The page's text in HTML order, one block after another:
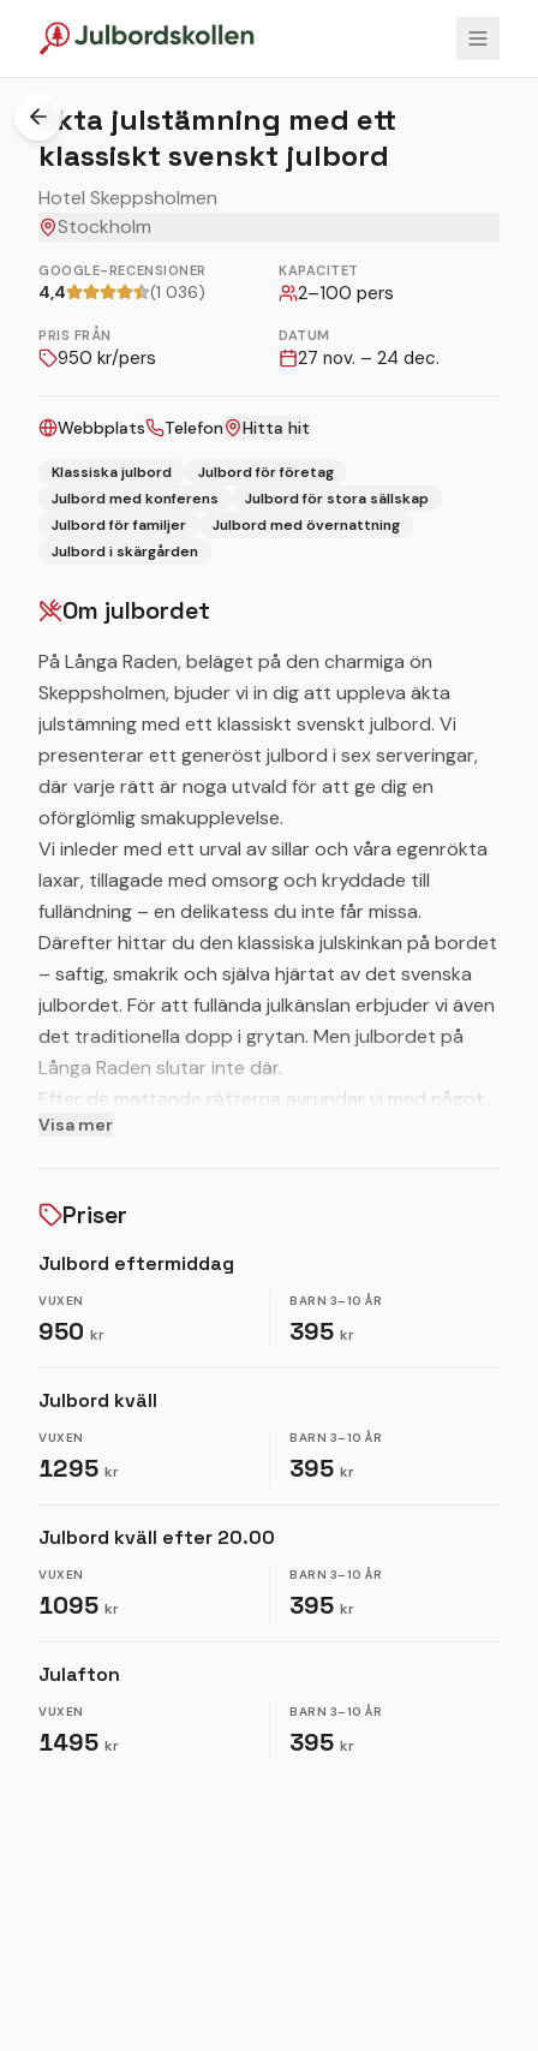
1/
Äkta julstämning med ett
klassiskt svenskt julbord
Hotel Skeppsholmen
Stockholm
GOOGLE-RECENSIONER
4,4 (1 036)
KAPACITET
2–100 pers
PRIS FRÅN
950 kr/pers
DATUM
27 nov. – 24 dec.
Webbplats Telefon Hitta hit
Klassiska julbord
Julbord för företag
Julbord med konferens
Julbord för stora sällskap
Julbord för familjer
Julbord med övernattning
Julbord i skärgården
Om julbordet
På Långa Raden, beläget på den charmiga ön
Skeppsholmen, bjuder vi in dig att uppleva äkta
julstämning med ett klassiskt svenskt julbord. Vi
presenterar ett generöst julbord i sex serveringar,
där varje rätt är noga utvald för att ge dig en
oförglömlig smakupplevelse.
Vi inleder med ett urval av sillar och våra egenrökta
laxar, tillagade med omsorg och kryddade till
fulländning – en delikatess du inte får missa.
Därefter hittar du den klassiska julskinkan på bordet
– saftig, smakrik och själva hjärtat av det svenska
julbordet. För att fullända julkänslan erbjuder vi även
det traditionella dopp i grytan. Men julbordet på
Långa Raden slutar inte där.
Efter de mättande rätterna avrundar vi med något
sött och salt. Njut av vårt ost- och dessertbord, där
Visa mer
Priser
Julbord eftermiddag
VUXEN
950 kr
BARN 3–10 ÅR
395 kr
Julbord kväll
VUXEN
1295 kr
BARN 3–10 ÅR
395 kr
Julbord kväll efter 20.00
VUXEN
1095 kr
BARN 3–10 ÅR
395 kr
Julafton
VUXEN
1495 kr
BARN 3–10 ÅR
395 kr